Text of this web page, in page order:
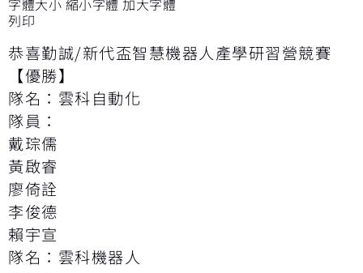
列印
恭喜勤誠/新代盃智慧機器人產學研習營競賽
【優勝】
隊名：雲科自動化
隊員：
戴琮儒
黃啟睿
廖倚詮
李俊德
賴宇宣
隊名：雲科機器人